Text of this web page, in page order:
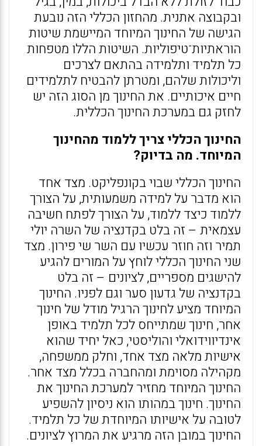
ובקבוצה אתנית. מהחזון הכללי הזה נובעת
הגישה של החינוך המיוחד המיישמת שיטות
הוראתיות־טיפוליות. השיטות הללו מטפחות
כל תלמיד ותלמידה בהתאם לצרכים
וליכולות שלהם, ומטרתן להבטיח לתלמידים
חיים איכותיים. את החינוך מן הסוג הזה יש
לחזק גם במערכת החינוך הכללית.
החינוך הכללי צריך ללמוד מהחינוך
המיוחד. מה בדיוק?
החינוך הכללי שבוי בקונפליקט. מצד אחד
הוא מדבר על למידה משמעותית, על הצורך
ללמוד כיצד ללמוד, על הצורך לפתח חשיבה
עצמאית – זה בלט בקדנציה של השרה יולי
תמיר וזה חוזר עכשיו עם השר שי פירון. מצד
שני החינוך הכללי לוחץ על המורים להגיע
להישגים מספריים, לציונים – זה בלט
בקדנציה של גדעון סער וגם לפניו. החינוך
המיוחד מציע לחינוך הרגיל מודל של חינוך
אחר, חינוך שמתייחס לכל תלמיד באופן
אינדיווידואלי והוליסטי, כאל יחיד שהוא
אישיות מלאה מצד אחד, וחלק ממשפחה,
מקהילה מסוימת ומהחברה בכלל מצד אחר.
החינוך המיוחד מחזיר למערכת החינוך את
החינוך. חינוך במהותו הוא ניסיון להשפיע
לטובה על אישיותו המיוחדת של כל תלמיד.
החינוך במובן הזה מרגיע את המרוץ לציונים.